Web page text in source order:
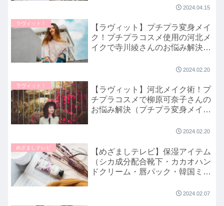
2024.04.15
ラヴィット！
【ラヴィット】プチプラ変身メイ
ク！プチプラコスメ使用の河北メ
イクで寺川綾さんのお悩み解決！
2024.02.20
ラヴィット！
【ラヴィット】河北メイク術！プ
チプラコスメで柳原可奈子さんの
お悩み解決（プチプラ変身メイ
2024.02.20
めざましテレビ
【めざましテレビ】保湿アイテム
（シカ成分配合靴下・カカオハン
ドクリーム・唇パック・韓国ミス
2024.02.07